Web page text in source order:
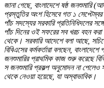
জানা গেছে, বাংলাদেশে ষষ্ঠ জনশুমারি
প্রস্তুতির অংশ হিসেবে গত ১ সেপ্টেম্বর
পাঁচ সদস্যের সরকারি প্রতিনিধিদলের
পাঁচ দিনের ওই সফরের সব খরচ বহন করা
থেকে। সরকারি আদেশে বলা আছে,
বিবিএসের কর্মকর্তারা বলছেন,
জনশুমারির প্রাথমিক কাজ শুরু করেছে
স জনশুমারি প্রকল্প অনুমোদন না পেলেও
থেকে নেওয়া হয়েছে, যা অস্বাভাবিক।